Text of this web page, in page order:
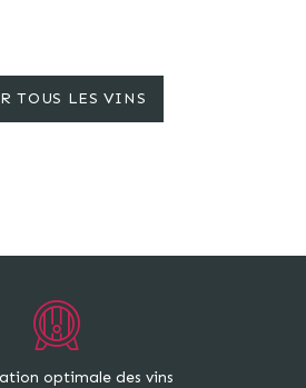
TOUS LES VINS
optimale des vins